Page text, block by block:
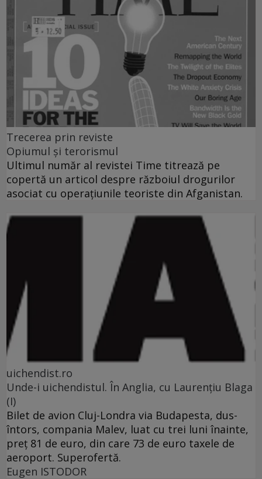
Trecerea prin reviste
Opiumul şi terorismul
Ultimul număr al revistei Time titrează pe
copertă un articol despre războiul drogurilor
asociat cu operaţiunile teoriste din Afganistan.
uichendist.ro
Unde-i uichendistul. În Anglia, cu Laurenţiu Blaga
(I)
Bilet de avion Cluj-Londra via Budapesta, dus-
întors, compania Malev, luat cu trei luni înainte,
preţ 81 de euro, din care 73 de euro taxele de
aeroport. Superofertă.
Eugen ISTODOR